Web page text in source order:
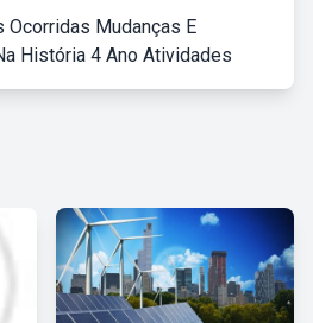
Ocorridas Mudanças E
História 4 Ano Atividades